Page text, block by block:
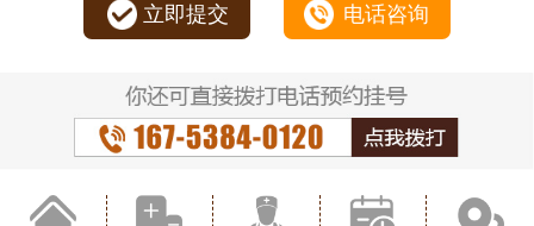
立即提交 电话咨询